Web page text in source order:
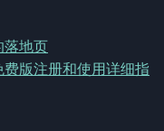
落地页
版注册和使用详细指